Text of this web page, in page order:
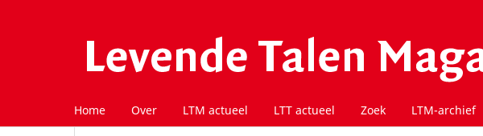
Home Over LTM actueel LTT actueel Zoek LTM-archief